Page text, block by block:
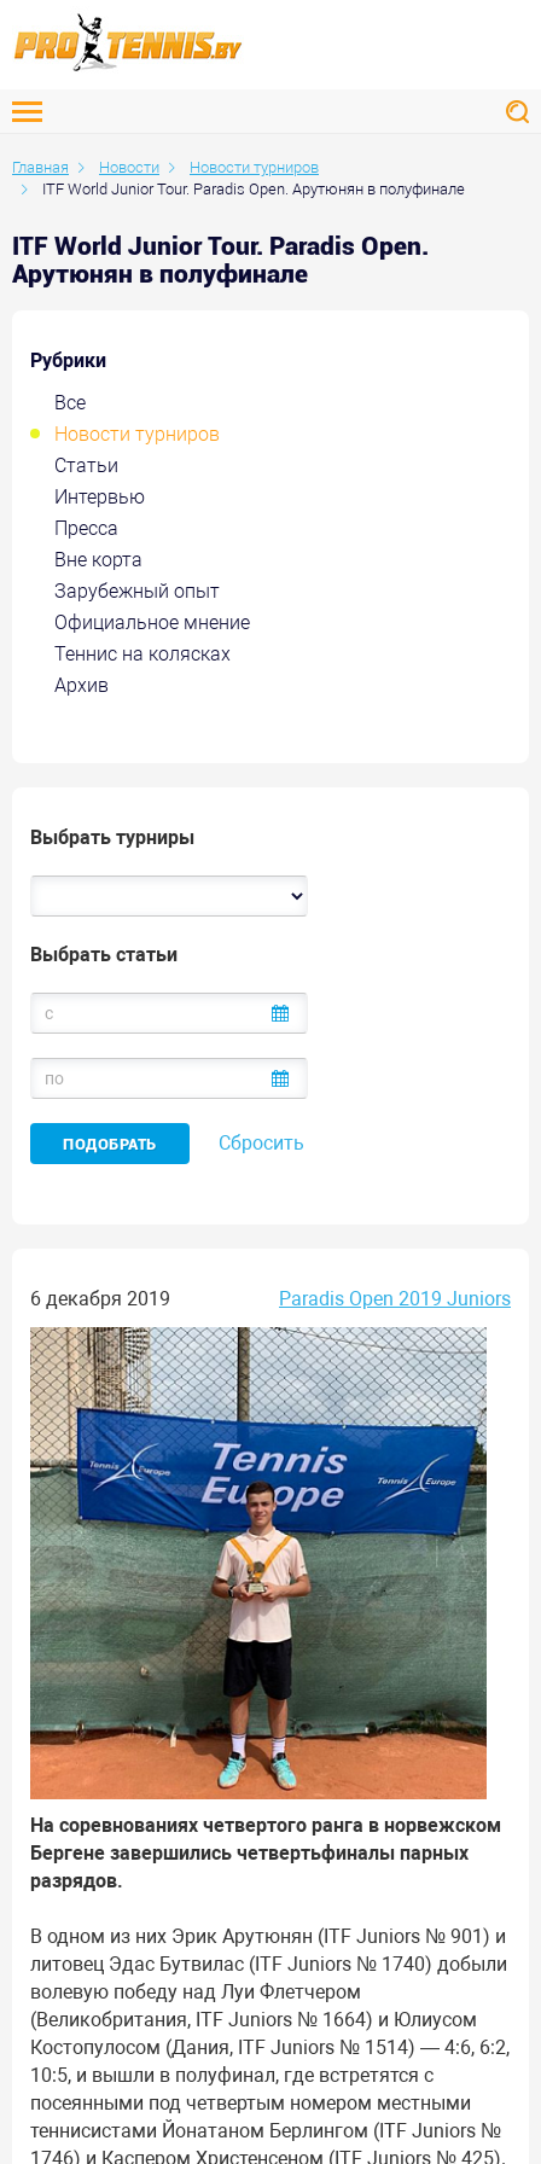
Главная Новости
Новости турниров
ITF World Junior Tour. Paradis Open. Арутюнян в полуфинале
ITF World Junior Tour. Paradis Open.
Арутюнян в полуфинале
Рубрики
Все
Новости турниров
Статьи
Интервью
Пресса
Вне корта
Зарубежный опыт
Официальное мнение
Теннис на колясках
Архив
Выбрать турниры
Выбрать статьи
Сбросить
6 декабря 2019 Paradis Open 2019 Juniors
На соревнованиях четвертого ранга в норвежском
Бергене завершились четвертьфиналы парных
разрядов.
В одном из них Эрик Арутюнян (ITF Juniors № 901) и
литовец Эдас Бутвилас (ITF Juniors № 1740) добыли
волевую победу над Луи Флетчером
(Великобритания, ITF Juniors № 1664) и Юлиусом
Костопулосом (Дания, ITF Juniors № 1514) — 4:6, 6:2,
10:5, и вышли в полуфинал, где встретятся с
посеянными под четвертым номером местными
теннисистами Йонатаном Берлингом (ITF Juniors №
1746) и Каспером Христенсеном (ITF Juniors № 425).